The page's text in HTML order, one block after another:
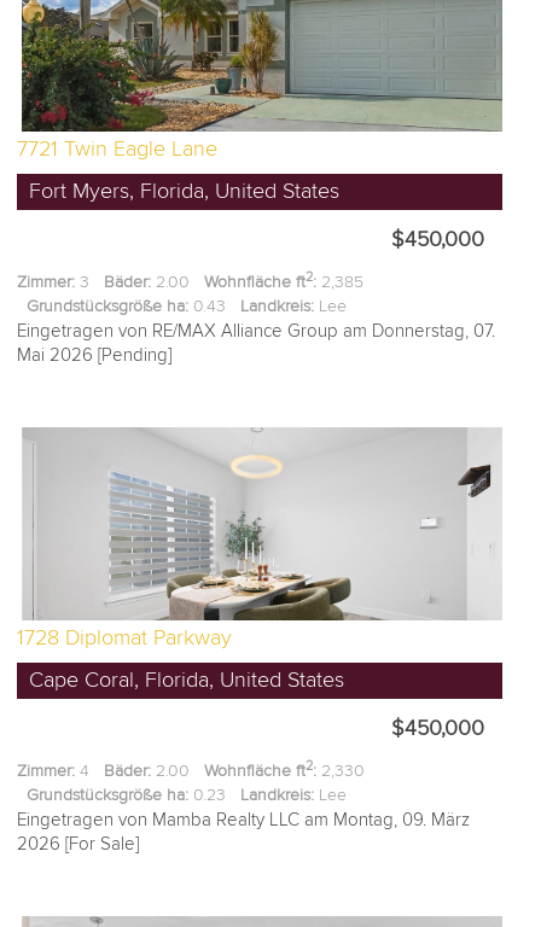
7721 Twin Eagle Lane
Fort Myers, Florida, United States
$450,000
Zimmer: 3 Bäder: 2.00Wohnfläche ft2: 2,385
Grundstücksgröße ha: 0.43 Landkreis: Lee
Eingetragen von RE/MAX Alliance Group am Donnerstag, 07.
Mai 2026 [Pending]
1728 Diplomat Parkway
Cape Coral, Florida, United States
$450,000
Zimmer: 4 Bäder: 2.00Wohnfläche ft2: 2,330
Grundstücksgröße ha: 0.23 Landkreis: Lee
Eingetragen von Mamba Realty LLC am Montag, 09. März
2026 [For Sale]